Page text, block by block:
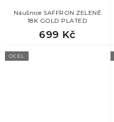
Náušnice SAFFRON ZELENÉ
18K GOLD PLATED
699 Kč
OCEL